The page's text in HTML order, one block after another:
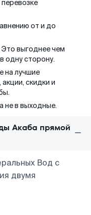
от и до
Это выгоднее чем
одну сторону.
на лучшие
скидки и
не в выходные.
Акаба прямой
Вод с
двумя